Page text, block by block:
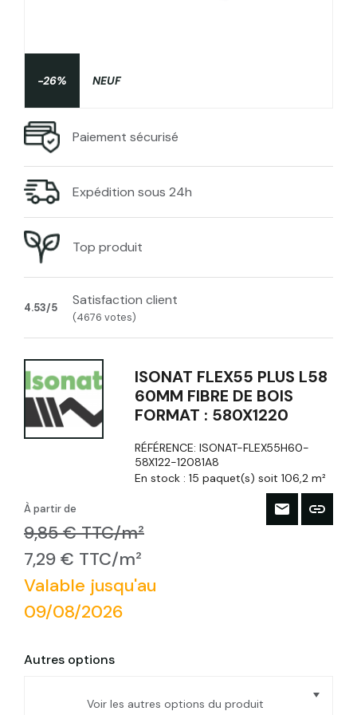
-26% NEUF
Paiement sécurisé
Expédition sous 24h
Top produit
4.53/5 Satisfaction client
(4676 votes)
ISONAT FLEX55 PLUS L58
60MM FIBRE DE BOIS
FORMAT : 580X1220
RÉFÉRENCE:ISONAT-FLEX55H60-
58X122-12081A8
En stock :15 paquet(s) soit 106,2 m²
À partir de
9,85 € TTC/m²
7,29 € TTC/m²
Valable jusqu'au
09/08/2026
Autres options
Voir les autres options du produit